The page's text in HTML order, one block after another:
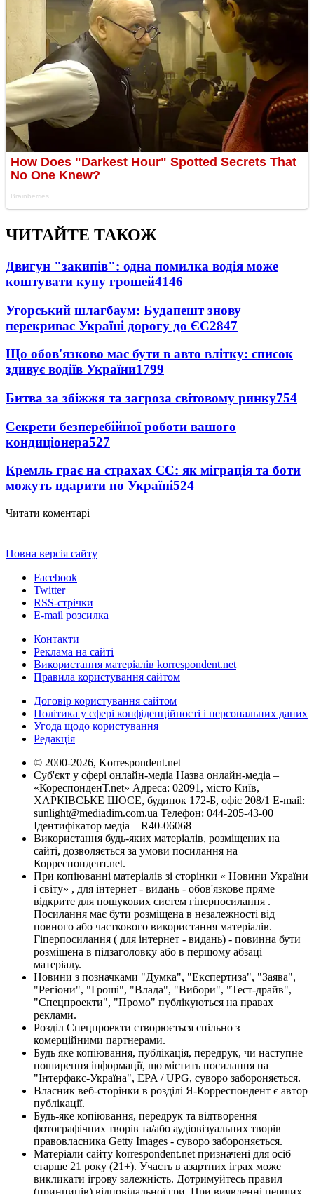
ЧИТАЙТЕ ТАКОЖ
Двигун "закипів": одна помилка водія може
коштувати купу грошей4146
Угорський шлагбаум: Будапешт знову
перекриває Україні дорогу до ЄС2847
Що обов'язково має бути в авто влітку: список
здивує водіїв України1799
Битва за збіжжя та загроза світовому ринку754
Секрети безперебійної роботи вашого
кондиціонера527
Кремль грає на страхах ЄС: як міграція та боти
можуть вдарити по Україні524
Читати коментарі
Повна версія сайту
Facebook
Twitter
RSS-стрічки
E-mail розсилка
Контакти
Реклама на сайті
Використання матеріалів korrespondent.net
Правила користування сайтом
Договір користування сайтом
Політика у сфері конфіденційності і персональних даних
Угода щодо користування
Редакція
© 2000-2026, Korrespondent.net
Суб'єкт у сфері онлайн-медіа Назва онлайн-медіа –
«КореспонденТ.net» Адреса: 02091, місто Київ,
ХАРКІВСЬКЕ ШОСЕ, будинок 172-Б, офіс 208/1 E-mail:
sunlight@mediadim.com.ua Телефон: 044-205-43-00
Ідентифікатор медіа – R40-06068
Використання будь-яких матеріалів, розміщених на
сайті, дозволяється за умови посилання на
Корреспондент.net.
При копіюванні матеріалів зі сторінки « Новини України
і світу» , для інтернет - видань - обов'язкове пряме
відкрите для пошукових систем гіперпосилання .
Посилання має бути розміщена в незалежності від
повного або часткового використання матеріалів.
Гіперпосилання ( для інтернет - видань) - повинна бути
розміщена в підзаголовку або в першому абзаці
матеріалу.
Новини з позначками "Думка", "Експертиза", "Заява",
"Регіони", "Гроші", "Влада", "Вибори", "Тест-драйв",
"Спецпроекти", "Промо" публікуються на правах
реклами.
Розділ Спецпроекти створюється спільно з
комерційними партнерами.
Будь яке копіювання, публікація, передрук, чи наступне
поширення інформації, що містить посилання на
"Інтерфакс-Україна", EPA / UPG, суворо забороняється.
Власник веб-сторінки в розділі Я-Корреспондент є автор
публікації.
Будь-яке копіювання, передрук та відтворення
фотографічних творів та/або аудіовізуальних творів
правовласника Getty Images - суворо забороняється.
Матеріали сайту korrespondent.net призначені для осіб
старше 21 року (21+). Участь в азартних іграх може
викликати ігрову залежність. Дотримуйтесь правил
(принципів) відповідальної гри. При виявленні перших